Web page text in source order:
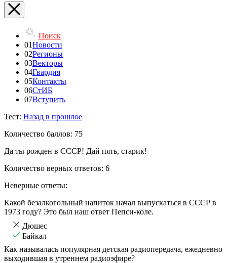
Поиск
01Новости
02Регионы
03Векторы
04Гвардия
05Контакты
06СтИБ
07Вступить
Тест: Назад в прошлое
Количество баллов: 75
Да ты рожден в СССР! Дай пять, старик!
Количество верных ответов: 6
Неверные ответы:
Какой безалкогольный напиток начал выпускаться в СССР в
1973 году? Это был наш ответ Пепси-коле.
Дюшес
Байкал
Как называлась популярная детская радиопередача, ежедневно
выходившая в утреннем радиоэфире?